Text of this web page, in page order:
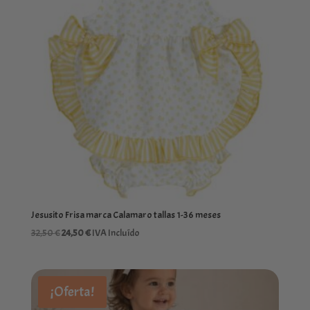
Jesusito Frisa marca Calamaro tallas 1-36 meses
32,50€El
era:
32,50 €.
24,50€El
es:
24,50 €.
IVA Incluído
¡Oferta!